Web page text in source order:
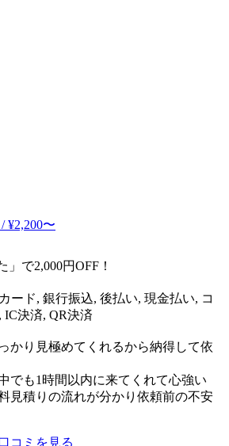
¥2,200〜
」で2,000円OFF！
ード, 銀行振込, 後払い, 現金払い, コ
IC決済, QR決済
かり見極めてくれるから納得して依
でも1時間以内に来てくれて心強い
見積りの流れが分かり依頼前の不安
コミを見る